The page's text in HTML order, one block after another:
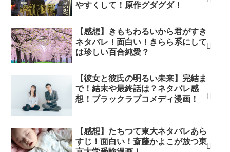
やすくして！原作グダグダ！
【感想】きもちわるいから君がすき
ネタバレ！面白い！きらら系にして
は珍しい百合純愛？
【彼女と彼氏の明るい未来】完結ま
で！結末や最終話は？ネタバレ感
想！ブラックラブコメディ漫画！
【感想】たちつて東大ネタバレあら
すじ！面白い！斎藤かよこが放つ東